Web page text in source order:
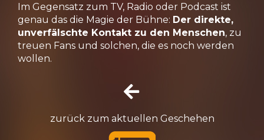
Im Gegensatz zum TV, Radio oder Podcast ist
genau das die Magie der Bühne: Der direkte,
unverfälschte Kontakt zu den Menschen, zu
treuen Fans und solchen, die es noch werden
wollen.
zurück zum aktuellen Geschehen